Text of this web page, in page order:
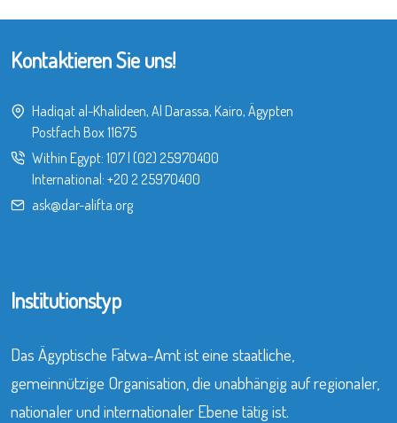
Kontaktieren Sie uns!
Hadiqat al-Khalideen, Al Darassa, Kairo, Ägypten
Postfach Box 11675
Within Egypt: 107 (02) 25970400
International: +20 2 25970400
ask@dar-alifta.org
Institutionstyp
Das Ägyptische Fatwa-Amt ist eine staatliche,
gemeinnützige Organisation, die unabhängig auf regionaler,
nationaler und internationaler Ebene tätig ist.